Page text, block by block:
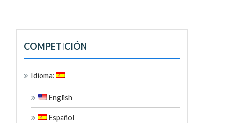
COMPETICIÓN
Idioma:
English
Español